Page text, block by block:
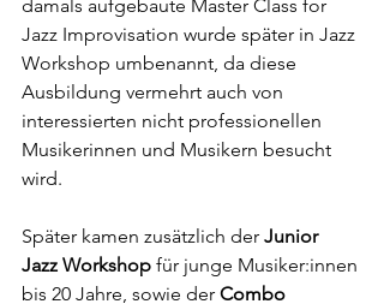
damals aufgebaute Master Class for
Jazz Improvisation wurde später in Jazz
Workshop umbenannt, da diese
Ausbildung vermehrt auch von
interessierten nicht professionellen
Musikerinnen und Musikern besucht
wird.
Später kamen zusätzlich der Junior
Jazz Workshop für junge Musiker:innen
bis 20 Jahre, sowie der Combo